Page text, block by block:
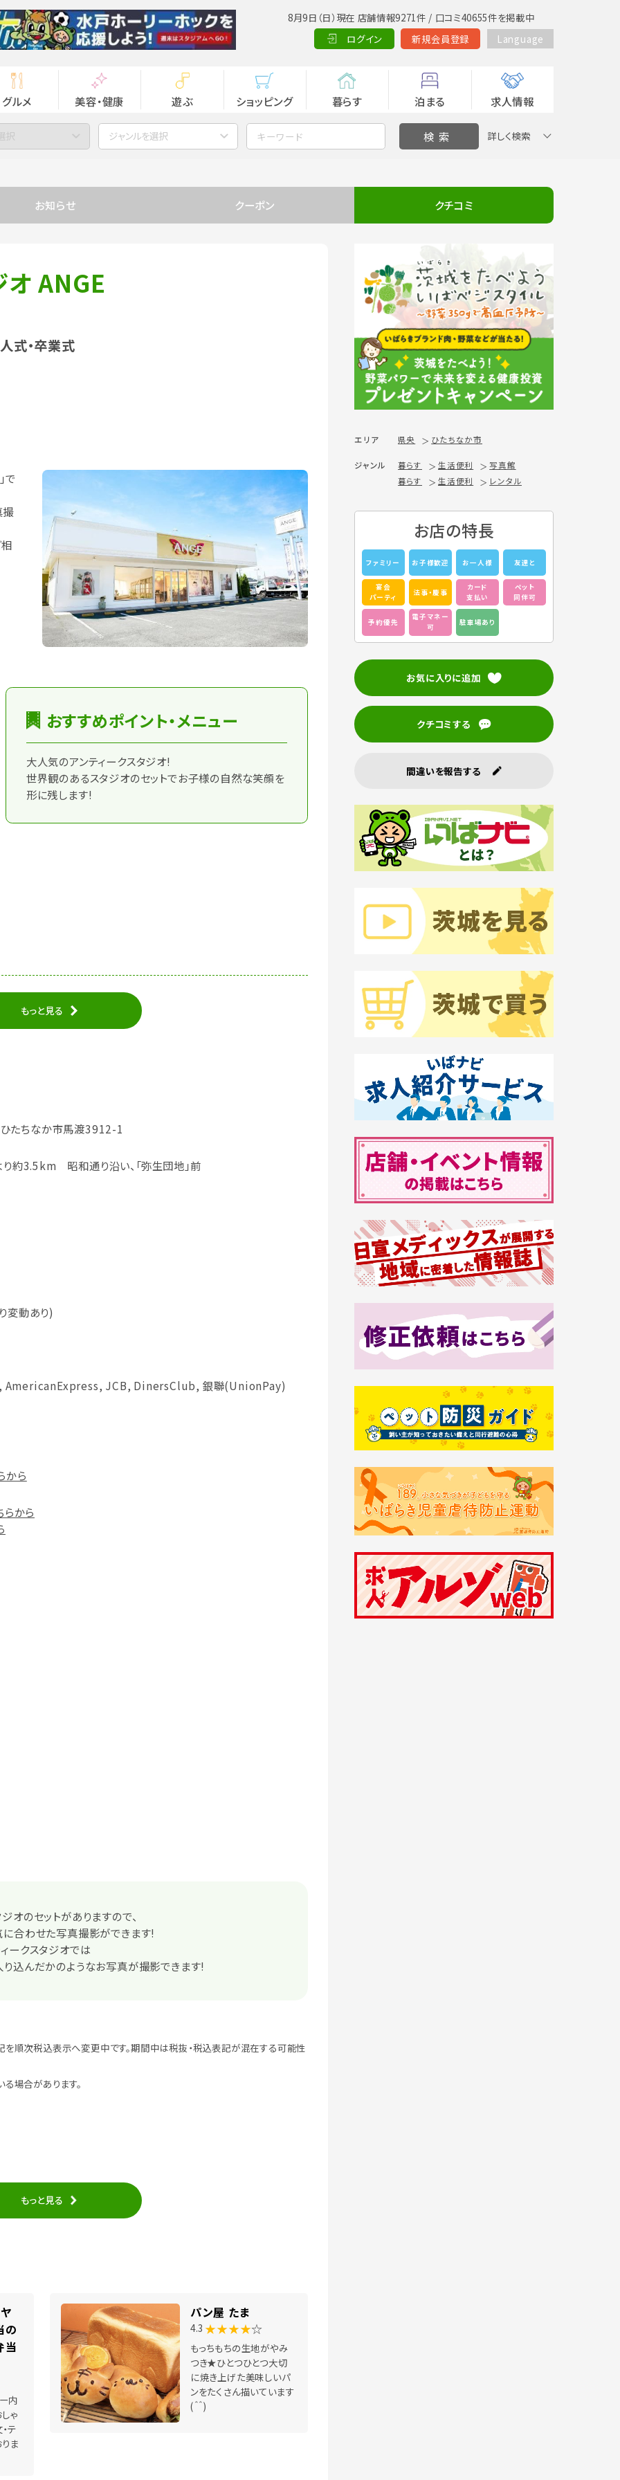
8月9日（日）現在 店舗情報9271件 / 口コミ40655件を掲載中
ログイン
新規会員登録 Language
グルメ 美容・健康 遊ぶ ショッピング 暮らす 泊まる 求人情報
択 ジャンルを選択 詳しく検索
お知らせ クーポン クチコミ
ANGE
式・卒業式
で
撮
おすすめポイント・メニュー
大人気のアンティークスタジオ!
世界観のあるスタジオのセットでお子様の自然な笑顔を
形に残します!
もっと見る
たちなか市馬渡3912-1
り約3.5km 昭和通り沿い、「弥生団地」前
変動あり)
AmericanExpress, JCB, DinersClub, 銀聯(UnionPay)
から
から
オのセットがありますので、
合わせた写真撮影ができます!
ークスタジオでは
込んだかのようなお写真が撮影できます!
順次税込表示へ変更中です。期間中は税抜・税込表記が混在する可能性
場合があります。
もっと見る
の
当
内
ゃ
テ
ま
パン屋 たま
4.3 ★★★★☆
もっちもちの生地がやみ
つき★ひとつひとつ大切
に焼き上げた美味しいパ
ンをたくさん描いています
(＾＾)
エリア 県央 ひたちなか市
ジャンル 暮らす 生活便利
写真館
暮らす
生活便利 レンタル
お店の特長
ファミリー お子様歓迎 お一人様 友達と
宴会
パーティ
法事・慶事
カード
支払い
ペット
同伴可
予約優先
電子マネー
可
駐車場あり
お気に入りに追加
クチコミする
間違いを報告する